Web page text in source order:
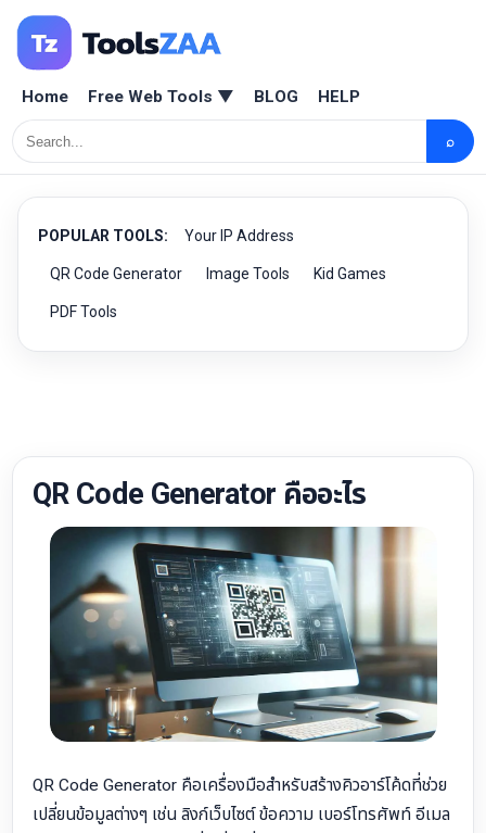
Home Free Web Tools ▼ BLOG HELP
⌕
POPULAR TOOLS: Your IP Address
QR Code Generator Image Tools Kid Games
PDF Tools
QR Code Generator คืออะไร
QR Code Generator คือเครื่องมือสำหรับสร้างคิวอาร์โค้ดที่ช่วย
เปลี่ยนข้อมูลต่างๆ เช่น ลิงก์เว็บไซต์ ข้อความ เบอร์โทรศัพท์ อีเมล